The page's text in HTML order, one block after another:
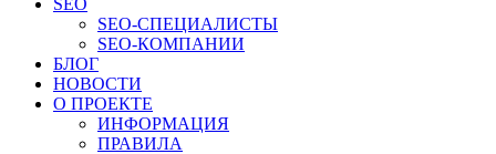
SEO
SEO-СПЕЦИАЛИСТЫ
SEO-КОМПАНИИ
БЛОГ
НОВОСТИ
О ПРОЕКТЕ
ИНФОРМАЦИЯ
ПРАВИЛА